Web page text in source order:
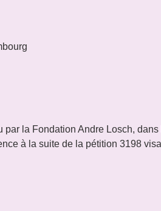
la Fondation Andre Losch,
à la suite de la pétition 3198